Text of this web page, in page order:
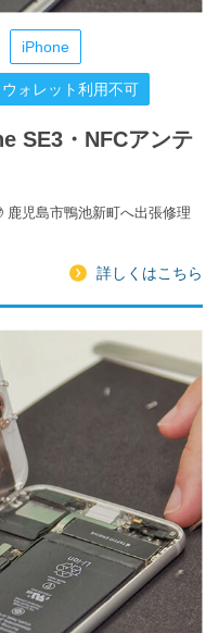
iPhone
ウォレット利用不可
SE3・NFCアンテ
鹿児島市鴨池新町へ出張修理
詳しくはこちら